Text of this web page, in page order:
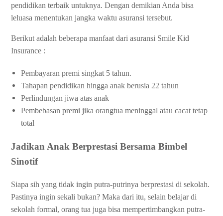
pendidikan terbaik untuknya. Dengan demikian Anda bisa
leluasa menentukan jangka waktu asuransi tersebut.
Berikut adalah beberapa manfaat dari asuransi Smile Kid
Insurance :
Pembayaran premi singkat 5 tahun.
Tahapan pendidikan hingga anak berusia 22 tahun
Perlindungan jiwa atas anak
Pembebasan premi jika orangtua meninggal atau cacat tetap
total
Jadikan Anak Berprestasi Bersama Bimbel
Sinotif
Siapa sih yang tidak ingin putra-putrinya berprestasi di sekolah.
Pastinya ingin sekali bukan? Maka dari itu, selain belajar di
sekolah formal, orang tua juga bisa mempertimbangkan putra-